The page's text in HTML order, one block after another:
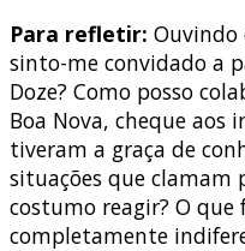
Para refletir: Ouvindo
sinto-me convidado a
Doze? Como posso
Boa Nova, cheque aos
tiveram a graça de
situações que clamam
costumo reagir? O que
completamente